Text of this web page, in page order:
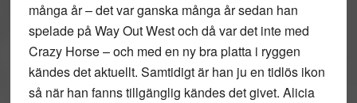
många år – det var ganska många år sedan han
spelade på Way Out West och då var det inte med
Crazy Horse – och med en ny bra platta i ryggen
kändes det aktuellt. Samtidigt är han ju en tidlös ikon
så när han fanns tillgänglig kändes det givet. Alicia